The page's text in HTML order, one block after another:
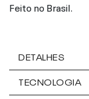
Feito no Brasil.
DETALHES
TECNOLOGIA